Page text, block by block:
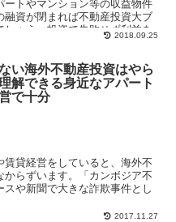
ートやマンション等の収益物件
資が閉まれば不動産投資大ブ
しょう。投資で失敗せず利益を
のビジネスとして「不動産投資
2018.09.25
い海外不動産投資はやら
解できる身近なアパート
で十分
貸経営をしていると、海外不
らずいます。「カンボジア不
や新聞で大きな詐欺事件とし
2017.11.27